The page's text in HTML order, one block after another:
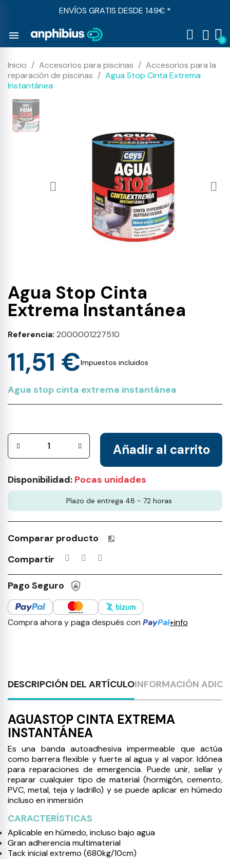
ENVÍOS GRATIS DESDE 149€ *
menu
Inicio Accesorios para piscinas
Accesorios para la
reparación de piscinas
Agua Stop Cinta Extrema
Instantánea
Agua Stop Cinta
Extrema Instantánea
Referencia 2000001227510
11,51 €Impuestos incluidos
Agua stop cinta extrema instantánea
Añadir al carrito
Disponibilidad: Pocas unidades
Plazo de entrega 48 - 72 horas
Comparar producto Productos incluidos en tu lista
Compartir
Pago Seguro
Compra ahora y paga después con PayPal+info
DESCRIPCIÓN DEL ARTÍCULOINFORMACIÓN
AGUASTOP CINTA EXTREMA
INSTANTÁNEA
Es una banda autoadhesiva impermeable que actúa
como barrera flexible y fuerte al agua y al vapor. Idónea
para reparaciones de emergencia. Puede unir, sellar y
reparar cualquier tipo de material (hormigón, cemento,
PVC, metal, teja y ladrillo) y se puede aplicar en húmedo
incluso en inmersión
CARACTERÍSTICAS
Aplicable en húmedo, incluso bajo agua
Gran adherencia multimaterial
Tack inicial extremo (680kg/10cm)